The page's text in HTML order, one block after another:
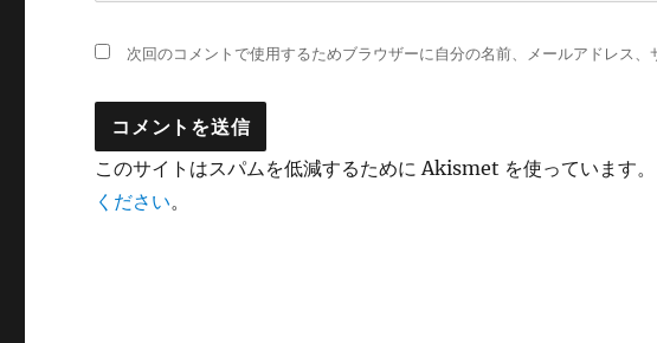
次回のコメントで使用するためブラウザーに自分の名前、メールアドレス、
このサイトはスパムを低減するために Akismet を使っています。
ください。